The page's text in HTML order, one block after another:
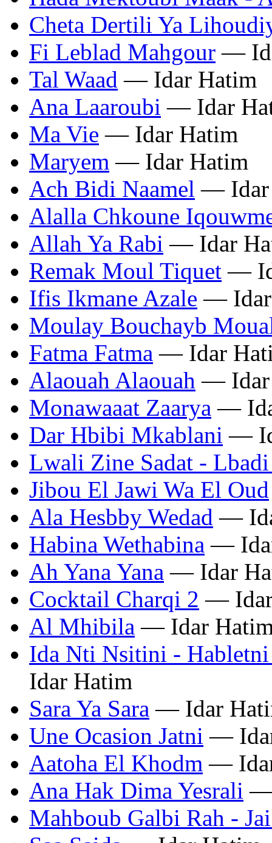
Cheta Dertili Ya
Fi Leblad Mahgour —
Tal Waad — Idar Hatim
Ana Laaroubi — Idar
Ma Vie — Idar Hatim
Maryem — Idar Hatim
Ach Bidi Naamel — Idar
Alalla Chkoune
Allah Ya Rabi — Idar
Remak Moul Tiquet —
Ifis Ikmane Azale — Idar
Moulay Bouchayb
Fatma Fatma — Idar
Alaouah Alaouah — Idar
Monawaaat Zaarya —
Dar Hbibi Mkablani —
Lwali Zine Sadat -
Jibou El Jawi Wa El Oud
Ala Hesbby Wedad —
Habina Wethabina —
Ah Yana Yana — Idar
Cocktail Charqi 2 —
Al Mhibila — Idar
Ida Nti Nsitini - Habletni
Idar Hatim
Sara Ya Sara — Idar
Une Ocasion Jatni —
Aatoha El Khodm —
Ana Hak Dima Yesrali —
Mahboub Galbi Rah -